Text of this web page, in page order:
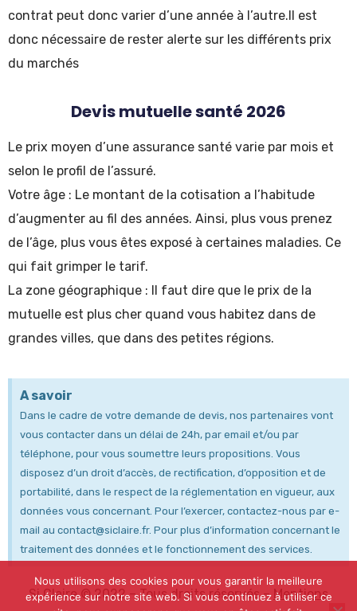
contrat peut donc varier d’une année à l’autre.Il est
donc nécessaire de rester alerte sur les différents prix
du marchés
Devis mutuelle santé 2026
Le prix moyen d’une assurance santé varie par mois et
selon le profil de l’assuré.
Votre âge : Le montant de la cotisation a l’habitude
d’augmenter au fil des années. Ainsi, plus vous prenez
de l’âge, plus vous êtes exposé à certaines maladies. Ce
qui fait grimper le tarif.
La zone géographique : Il faut dire que le prix de la
mutuelle est plus cher quand vous habitez dans de
grandes villes, que dans des petites régions.
A savoir
Dans le cadre de votre demande de devis, nos partenaires vont
vous contacter dans un délai de 24h, par email et/ou par
téléphone, pour vous soumettre leurs propositions. Vous
disposez d’un droit d’accès, de rectification, d’opposition et de
portabilité, dans le respect de la réglementation en vigueur, aux
données vous concernant. Pour l’exercer, contactez-nous par e-
mail au contact@siclaire.fr. Pour plus d’information concernant le
traitement des données et le fonctionnement des services.
Si Claire © 2022 – Tous droits réservés –Mentions
Nous utilisons des cookies pour vous garantir la meilleure
expérience sur notre site web. Si vous continuez à utiliser ce